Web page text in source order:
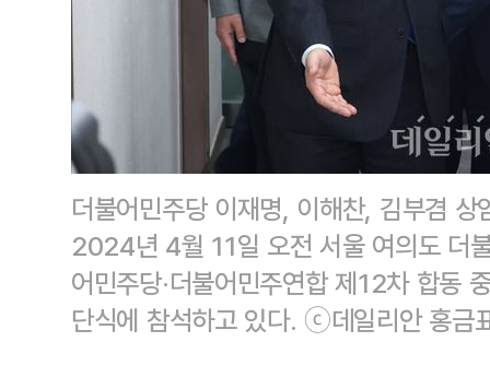
더불어민주당 이재명, 이해찬, 김부겸 상
2024년 4월 11일 오전 서울 여의도 더
어민주당·더불어민주연합 제12차 합동
단식에 참석하고 있다. ⓒ데일리안 홍금